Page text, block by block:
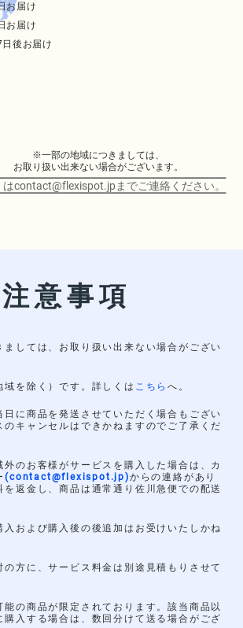
お届け
お届け
後お届け
※一部の地域につきましては、
お取り扱い出来ない場合がございます。
はcontact@flexispot.jpまでご連絡ください。
注意事項
ましては、お取り扱い出来ない場合がござい
域を除く）です。詳しくは こちらへ。
日に商品を発送させていただく場合もござい
のキャンセルはできかねますのでご了承くだ
外のお客様がサービスを購入した場合は、カ
(contact@flexispot.jp)からの連絡があり
を返金し、商品は通常通り佐川急便での配送
入および購入後の後追加はお受けいたしかね
の方に、サービス料金は別途見積もりさせて
能の商品が限定されております。該当商品以
購入する場合は、数回分けて送る場合がござ